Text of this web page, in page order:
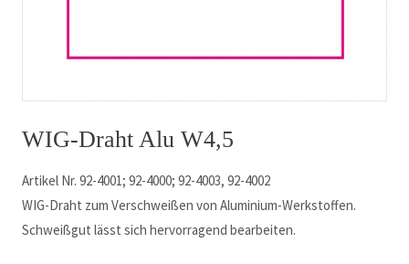
WIG-Draht Alu W4,5
Artikel Nr. 92-4001; 92-4000; 92-4003, 92-4002
WIG-Draht zum Verschweißen von Aluminium-Werkstoffen.
Schweißgut lässt sich hervorragend bearbeiten.